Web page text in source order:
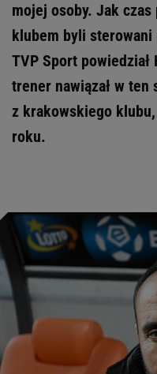
mojej osoby. Jak czas
klubem byli
TVP Sport
trener nawiązał w
z krakowskiego
roku.